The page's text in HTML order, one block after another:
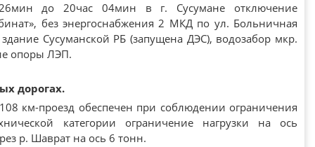
до 20час 04мин в г. Сусумане отключение
без энергоснабжения 2 МКД по ул. Больничная
Сусуманской РБ (запущена ДЭС), водозабор мкр.
опоры ЛЭП.
дорогах.
км-проезд обеспечен при соблюдении ограничения
категории ограничение нагрузки на ось
р. Шаврат на ось 6 тонн.